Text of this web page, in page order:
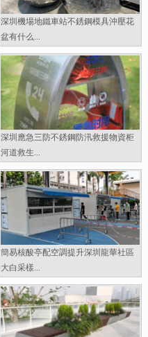
深圳機場地鐵車站不銹鋼模具沖壓花
盆有什么...
深圳應急三防不銹鋼防汛救援物資柜
河道救生...
簡易核酸亭配空調提升深圳龍華社區
大白采樣...